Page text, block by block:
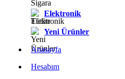
Elektronik
Yeni Ürünler
Anasayfa
Hesabım